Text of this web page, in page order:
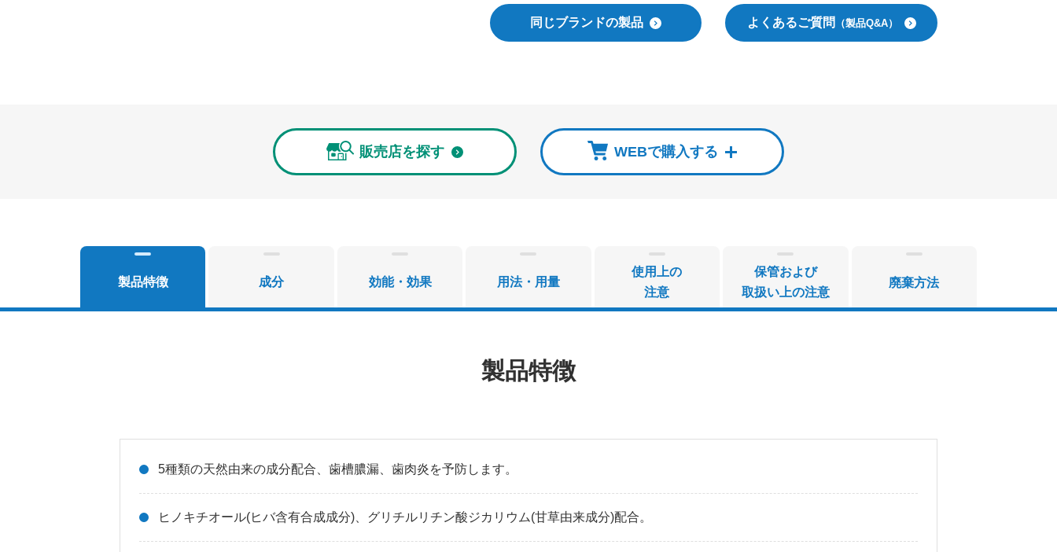
同じブランドの製品 よくあるご質問 （製品Q&A）
販売店を探す WEBで購入する
製品特徴 成分 効能・効果 用法・用量
使用上の
注意
保管および
取扱い上の注意
廃棄方法
製品特徴
5種類の天然由来の成分配合、歯槽膿漏、歯肉炎を予防します。
ヒノキチオール(ヒバ含有合成成分)、グリチルリチン酸ジカリウム(甘草由来成分)配合。